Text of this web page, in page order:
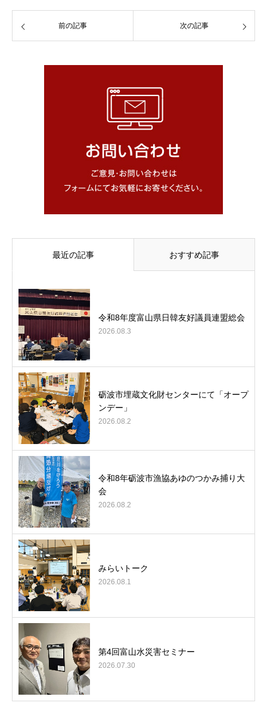
前の記事 次の記事
最近の記事 おすすめ記事
令和8年度富山県日韓友好議員連盟総会
2026.08.3
砺波市埋蔵文化財センターにて「オープ
ンデー」
2026.08.2
令和8年砺波市漁協あゆのつかみ捕り大
会
2026.08.2
みらいトーク
2026.08.1
第4回富山水災害セミナー
2026.07.30